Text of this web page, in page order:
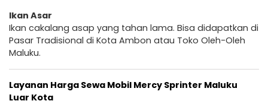
Ikan Asar
Ikan cakalang asap yang tahan lama. Bisa didapatkan di
Pasar Tradisional di Kota Ambon atau Toko Oleh-Oleh
Maluku.
Layanan Harga Sewa Mobil Mercy Sprinter Maluku
Luar Kota